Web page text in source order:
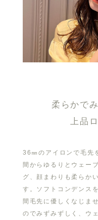
柔らかで
上品
36㎜のアイロンで毛先
間からゆるりとウェー
グ、顔まわりも柔らか
す。ソフトコンデンス
間毛先に優しくなじま
のでみずみずしく、ウ